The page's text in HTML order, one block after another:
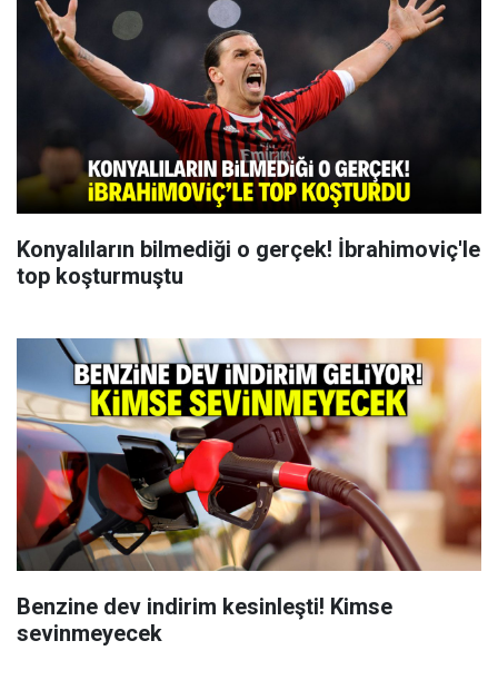
Konyalıların bilmediği o gerçek! İbrahimoviç'le
top koşturmuştu
Benzine dev indirim kesinleşti! Kimse
sevinmeyecek